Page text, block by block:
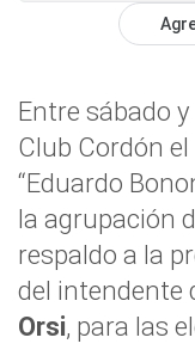
Entre sábado
Club Cordón
“Eduardo
la agrupación
respaldo a la
del intendente
Orsi, para las